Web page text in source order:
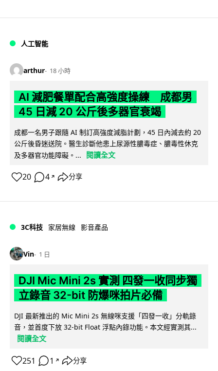
人工智能
arthur 18 小時
AI 減肥餐單配合高強度操練 成都男
45 日減 20 公斤後多器官衰竭
成都一名男子跟隨 AI 制訂高強度減脂計劃，45 日內減去約 20
公斤後昏迷送院。醫生診斷他患上尿源性膿毒症、膿毒性休克
及多器官功能障礙。...
閱讀全文
20 4 ↗ 分享
3C科技 家居無線 影音產品
Vin 1 日
DJI Mic Mini 2s 實測 四發一收同步獨
立錄音 32-bit 防爆咪拍片必備
DJI 最新推出的 Mic Mini 2s 無線咪支援「四發一收」分軌錄
音，並首度下放 32-bit Float 浮點內錄功能。本文經實測其...
閱讀全文
251 1 ↗ 分享